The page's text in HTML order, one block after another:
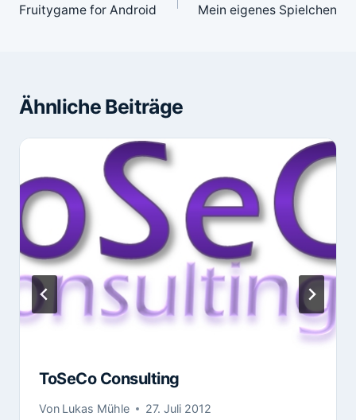
Fruitygame for Android Mein eigenes Spielchen
Ähnliche Beiträge
ToSeCo Consulting
Von Lukas Mühle 27. Juli 2012